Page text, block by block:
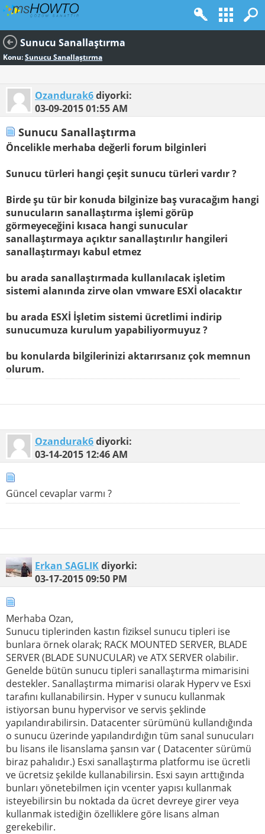
Sunucu Sanallaştırma
Konu:Sunucu Sanallaştırma
Ozandurak6diyorki:
03-09-201501:55 AM
Sunucu Sanallaştırma
Öncelikle merhaba değerli forum bilginleri
Sunucu türleri hangi çeşit sunucu türleri vardır ?
Birde şu tür bir konuda bilginize baş vuracağım hangi
sunucuların sanallaştırma işlemi görüp
görmeyeceğini kısaca hangi sunucular
sanallaştırmaya açıktır sanallaştırılır hangileri
sanallaştırmayı kabul etmez
bu arada sanallaştırmada kullanılacak işletim
sistemi alanında zirve olan vmware ESXİ olacaktır
bu arada ESXİ İşletim sistemi ücretlimi indirip
sunucumuza kurulum yapabiliyormuyuz ?
bu konularda bilgilerinizi aktarırsanız çok memnun
olurum.
Ozandurak6diyorki:
03-14-2015 12:46 AM
Güncel cevaplar varmı ?
Erkan SAGLIKdiyorki:
03-17-201509:50 PM
Merhaba Ozan,
Sunucu tiplerinden kastın fiziksel sunucu tipleri ise
bunlara örnek olarak; RACK MOUNTED SERVER, BLADE
SERVER (BLADE SUNUCULAR) ve ATX SERVER olabilir.
Genelde bütün sunucu tipleri sanallaştırma mimarisini
destekler. Sanallaştırma mimarisi olarak Hyperv ve Esxi
tarafını kullanabilirsin. Hyper v sunucu kullanmak
istiyorsan bunu hypervisor ve servis şeklinde
yapılandırabilirsin. Datacenter sürümünü kullandığında
o sunucu üzerinde yapılandırdığın tüm sanal sunucuları
bu lisans ile lisanslama şansın var ( Datacenter sürümü
biraz pahalıdır.) Esxi sanallaştırma platformu ise ücretli
ve ücretsiz şekilde kullanabilirsin. Esxi sayın arttığında
bunları yönetebilmen için vcenter yapısı kullanmak
isteyebilirsin bu noktada da ücret devreye girer veya
kullanmak istediğin özelliklere göre lisans alman
gerekebilir.